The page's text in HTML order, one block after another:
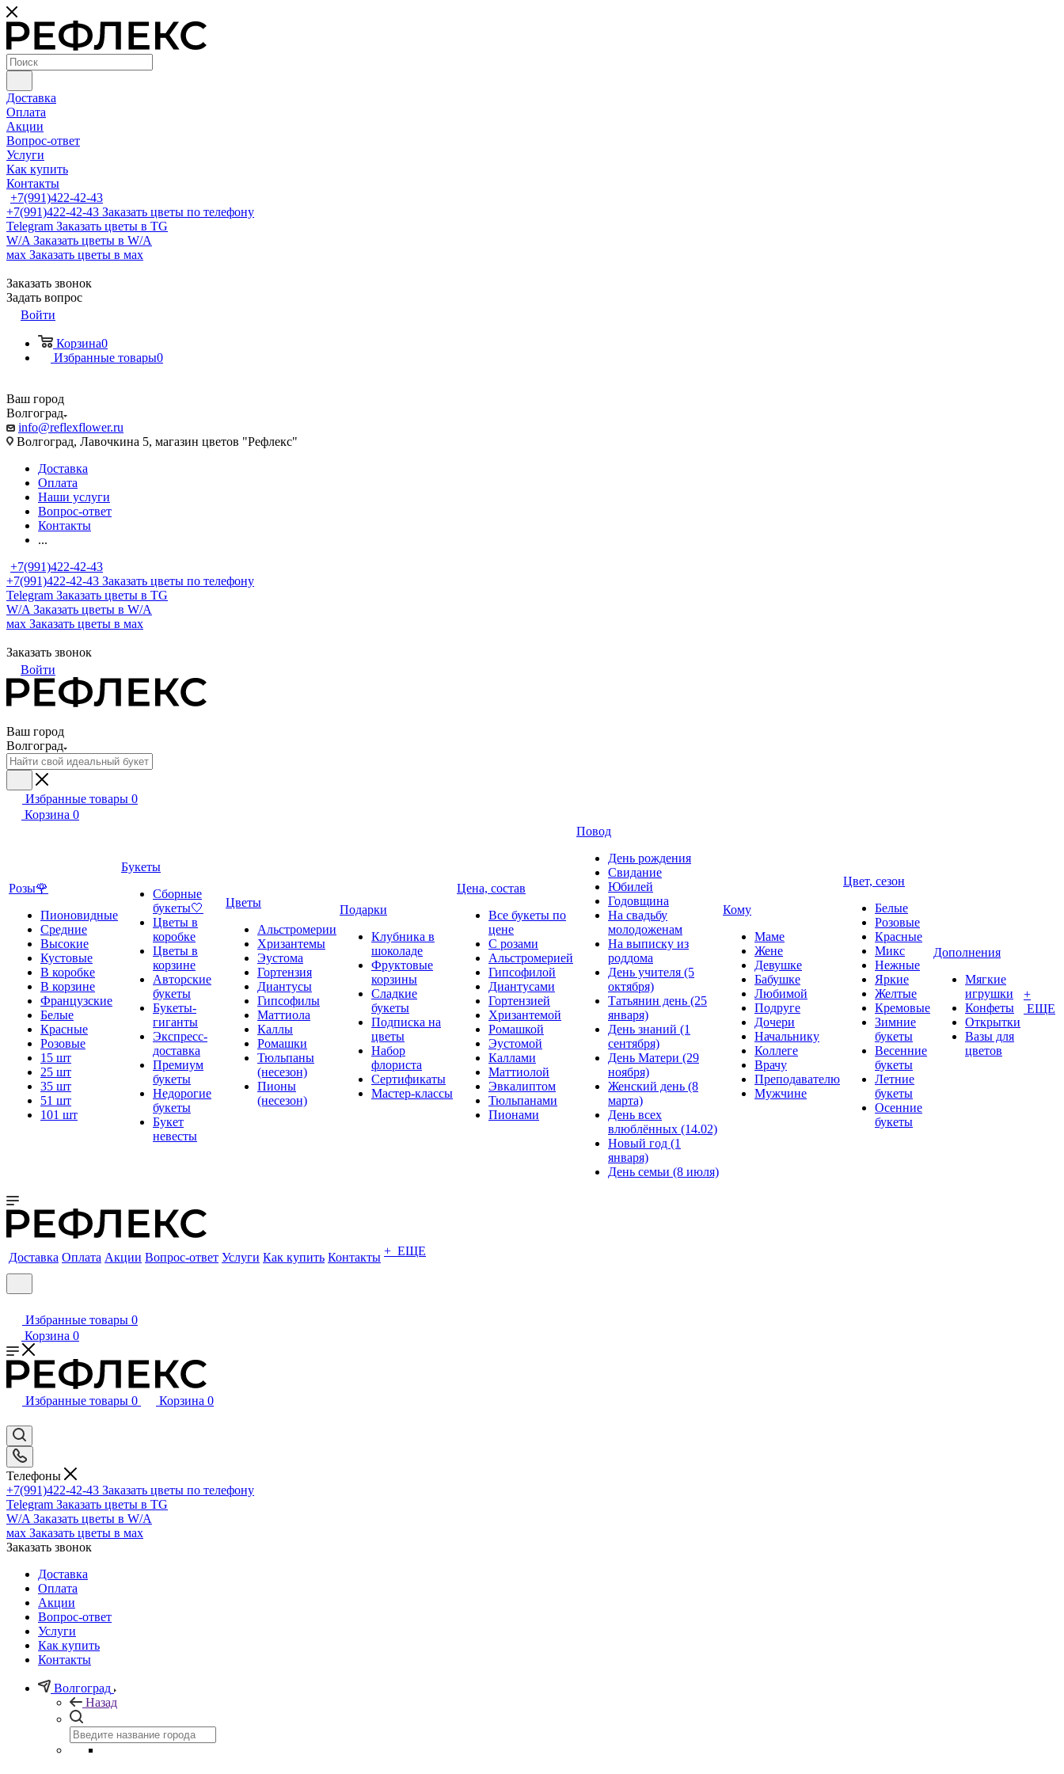
Доставка
Оплата
Акции
Вопрос-ответ
Услуги
Как купить
Контакты
+7(991)422-42-43
+7(991)422-42-43 Заказать цветы по телефону
Telegram Заказать цветы в TG
W/A Заказать цветы в W/A
мах Заказать цветы в мах
Заказать звонок
Задать вопрос
Войти
Корзина0
Избранные товары0
Ваш город
Волгоград
info@reflexflower.ru
Волгоград, Лавочкина 5, магазин цветов "Рефлекс"
Доставка
Оплата
Наши услуги
Вопрос-ответ
Контакты
...
+7(991)422-42-43
+7(991)422-42-43 Заказать цветы по телефону
Telegram Заказать цветы в TG
W/A Заказать цветы в W/A
мах Заказать цветы в мах
Заказать звонок
Войти
Ваш город
Волгоград
Избранные товары 0
Корзина 0
Розы🌹
Пионовидные
Средние
Высокие
Кустовые
В коробке
В корзине
Французские
Белые
Красные
Розовые
15 шт
25 шт
35 шт
51 шт
101 шт
Букеты
Сборные
букеты🤍
Цветы в
коробке
Цветы в
корзине
Авторские
букеты
Букеты-
гиганты
Экспресс-
доставка
Премиум
букеты
Недорогие
букеты
Букет
невесты
Цветы
Альстромерии
Хризантемы
Эустома
Гортензия
Диантусы
Гипсофилы
Маттиола
Каллы
Ромашки
Тюльпаны
(несезон)
Пионы
(несезон)
Подарки
Клубника в
шоколаде
Фруктовые
корзины
Сладкие
букеты
Подписка на
цветы
Набор
флориста
Сертификаты
Мастер-классы
Цена, состав
Все букеты по
цене
С розами
Альстромерией
Гипсофилой
Диантусами
Гортензией
Хризантемой
Ромашкой
Эустомой
Каллами
Маттиолой
Эвкалиптом
Тюльпанами
Пионами
Повод
День рождения
Свидание
Юбилей
Годовщина
На свадьбу
молодоженам
На выписку из
роддома
День учителя (5
октября)
Татьянин день (25
января)
День знаний (1
сентября)
День Матери (29
ноября)
Женский день (8
марта)
День всех
влюблённых (14.02)
Новый год (1
января)
День семьи (8 июля)
Кому
Маме
Жене
Девушке
Бабушке
Любимой
Подруге
Дочери
Начальнику
Коллеге
Врачу
Преподавателю
Мужчине
Цвет, сезон
Белые
Розовые
Красные
Микс
Нежные
Яркие
Желтые
Кремовые
Зимние
букеты
Весенние
букеты
Летние
букеты
Осенние
букеты
Дополнения
Мягкие
игрушки
Конфеты
Открытки
Вазы для
цветов
+
ЕЩЕ
Доставка Оплата Акции Вопрос-ответ Услуги Как купить Контакты + ЕЩЕ
Избранные товары 0
Корзина 0
Избранные товары 0 Корзина 0
Телефоны
+7(991)422-42-43 Заказать цветы по телефону
Telegram Заказать цветы в TG
W/A Заказать цветы в W/A
мах Заказать цветы в мах
Заказать звонок
Доставка
Оплата
Акции
Вопрос-ответ
Услуги
Как купить
Контакты
Волгоград
Назад